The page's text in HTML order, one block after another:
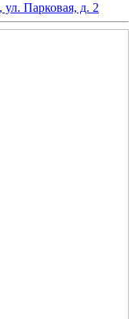
Парковая, д. 2